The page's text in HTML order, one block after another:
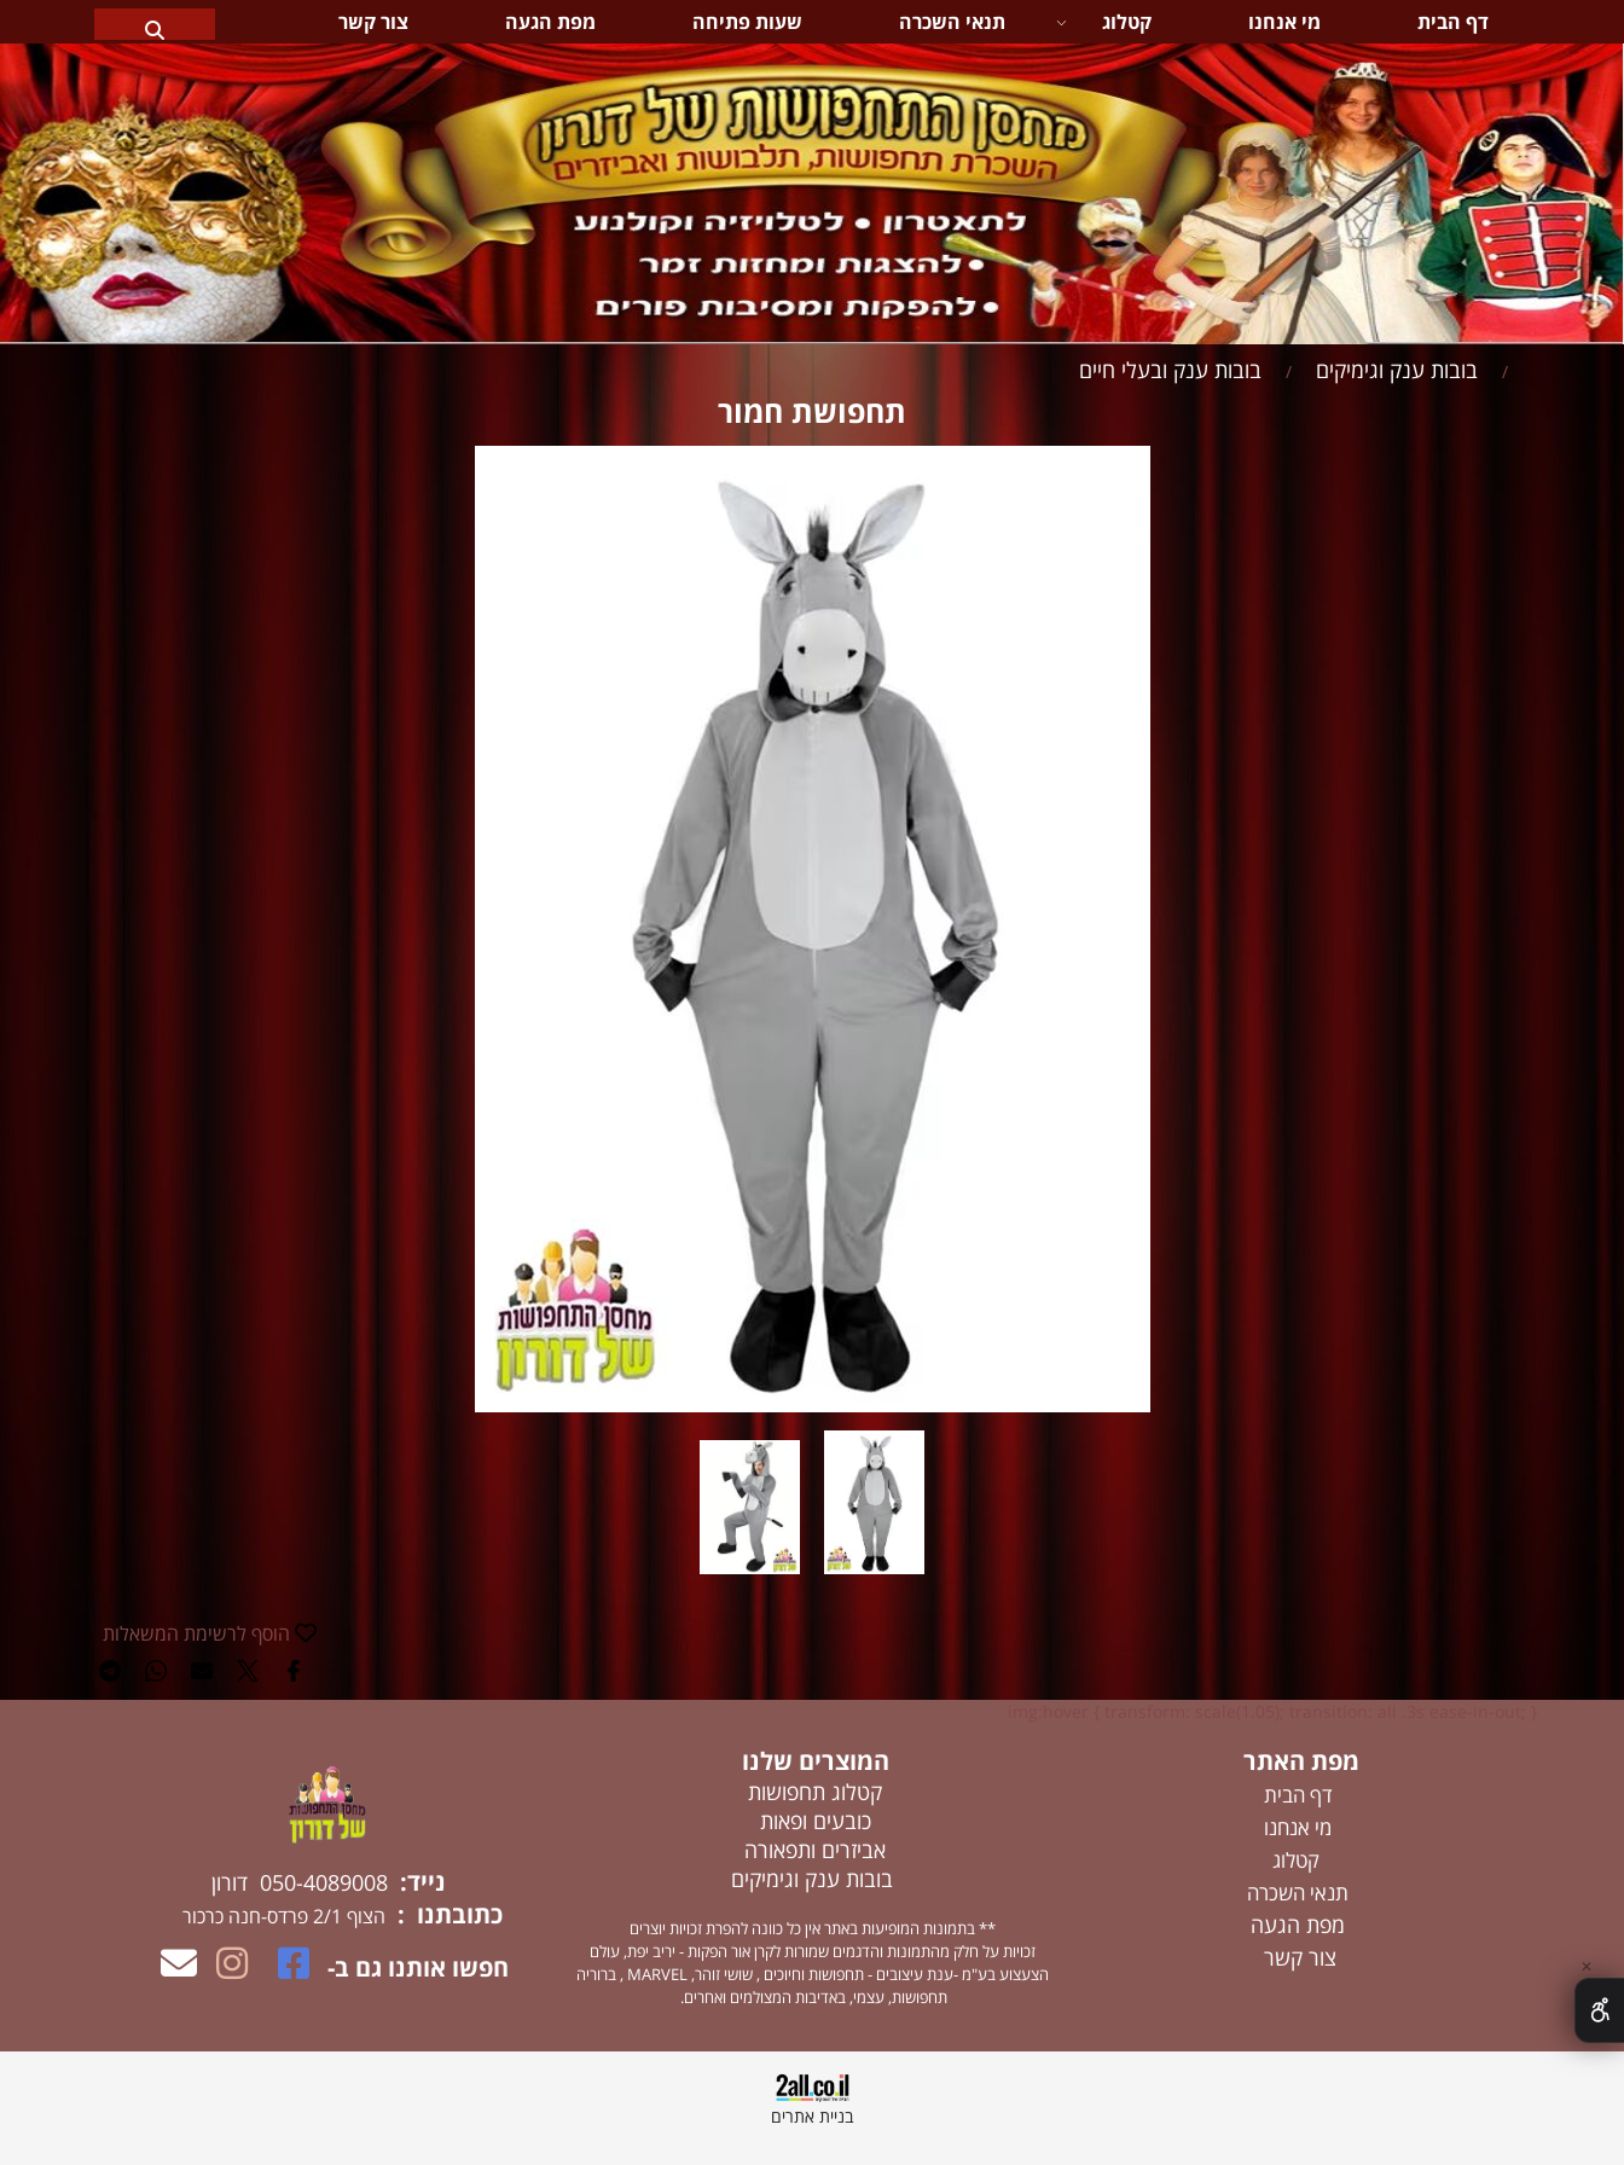
דף הבית מי אנחנו קטלוג תנאי השכרה שעות פתיחה מפת הגעה צור קשר
/ בובות ענק וגימיקים / בובות ענק ובעלי חיים
תחפושת חמור
הוסף לרשימת המשאלות
מפת האתר
דף הבית
מי אנחנו
קטלוג
תנאי השכרה
מפת הגעה
צור קשר
המוצרים שלנו
קטלוג תחפושות
כובעים ופאות
אביזרים ותפאורה
בובות ענק וגימיקים
** בתמונות המופיעות באתר אין כל כוונה להפרת זכויות יוצרים
זכויות על חלק מהתמונות והדגמים שמורות לקרן אור הפקות - יריב יפת, עולם
הצעצוע בע"מ -ענת עיצובים - תחפושות וחיוכים , שושי זוהר, MARVEL , ברוריה
תחפושות, עצמי, באדיבות המצולמים ואחרים.
נייד: 050-4089008 דורון
כתובתנו : הצוף 2/1 פרדס-חנה כרכור
חפשו אותנו גם ב-
בניית אתרים
✕